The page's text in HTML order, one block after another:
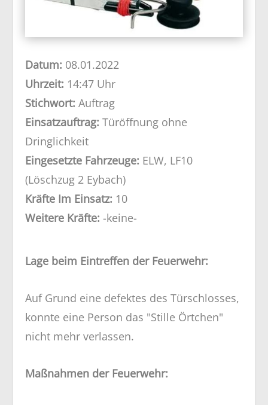
Datum: 08.01.2022
Uhrzeit: 14:47 Uhr
Stichwort:Auftrag
Einsatzauftrag:Türöffnung ohne
Dringlichkeit
Eingesetzte Fahrzeuge: ELW, LF10
(Löschzug 2 Eybach)
Kräfte Im Einsatz: 10
Weitere Kräfte:-keine-
Lage beim Eintreffen der Feuerwehr:
Auf Grund eine defektes des Türschlosses,
konnte eine Person das "Stille Örtchen"
nicht mehr verlassen.
Maßnahmen der Feuerwehr: